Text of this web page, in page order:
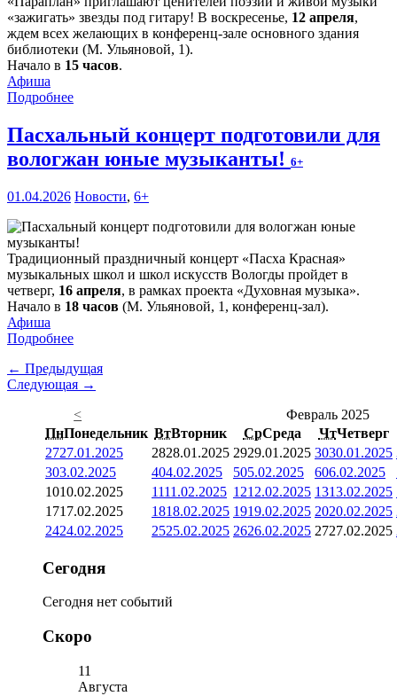
«зажигать» звезды под гитару! В воскресенье, 12 апреля,
ждем всех желающих в конференц-зале основного здания
библиотеки (М. Ульяновой, 1).
Начало в 15 часов.
Афиша
Подробнее
Пасхальный концерт подготовили для
вологжан юные музыканты! 6+
01.04.2026 Новости, 6+
Традиционный праздничный концерт «Пасха Красная»
музыкальных школ и школ искусств Вологды пройдет в
четверг, 16 апреля, в рамках проекта «Духовная музыка».
Начало в 18 часов (М. Ульяновой, 1, конференц-зал).
Афиша
Подробнее
← Предыдущая
Следующая →
<
Февраль 2025
ПнПонедельник ВтВторник СрСреда ЧтЧетверг
2727.01.2025 2828.01.2025 2929.01.2025 3030.01.2025
303.02.2025 404.02.2025 505.02.2025 606.02.2025
1010.02.2025 1111.02.2025 1212.02.2025 1313.02.2025
1717.02.2025 1818.02.2025 1919.02.2025 2020.02.2025
2424.02.2025 2525.02.2025 2626.02.2025 2727.02.2025
Сегодня
Сегодня нет событий
Скоро
11
Августа